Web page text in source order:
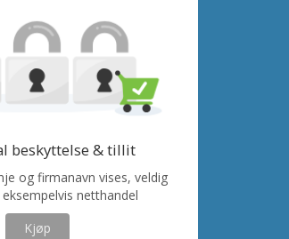
beskyttelse & tillit
og firmanavn vises, veldig
netthandel
Kjøp